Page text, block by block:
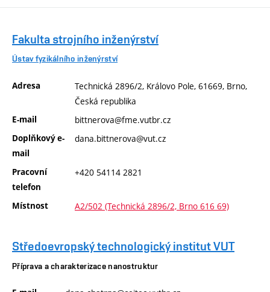
Fakulta strojního inženýrství
Ústav fyzikálního inženýrství
Adresa
Technická 2896/2, Královo Pole, 61669, Brno,
Česká republika
E-mail bittnerova@fme.vutbr.cz
Doplňkový e-
mail
dana.bittnerova@vut.cz
Pracovní
telefon
+420 54114 2821
Místnost A2/502 (Technická 2896/2, Brno 616 69)
Středoevropský technologický institut VUT
Příprava a charakterizace nanostruktur